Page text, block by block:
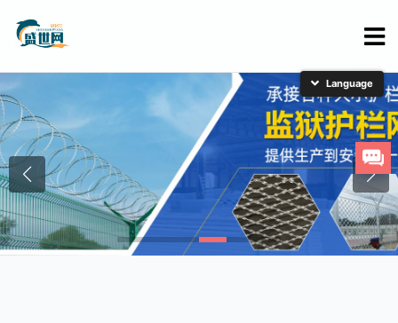
简体中文
English
日本語
한국어